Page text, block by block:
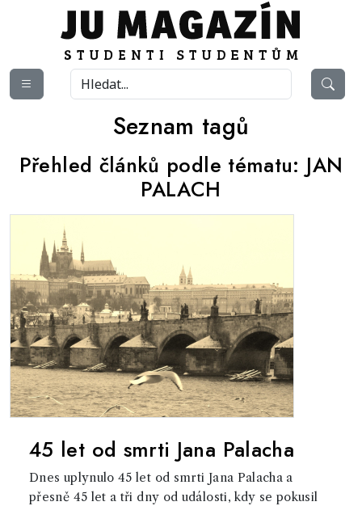
Seznam tagů
Přehled článků podle tématu: JAN
PALACH
45 let od smrti Jana Palacha
Dnes uplynulo 45 let od smrti Jana Palacha a
přesně 45 let a tři dny od události, kdy se pokusil